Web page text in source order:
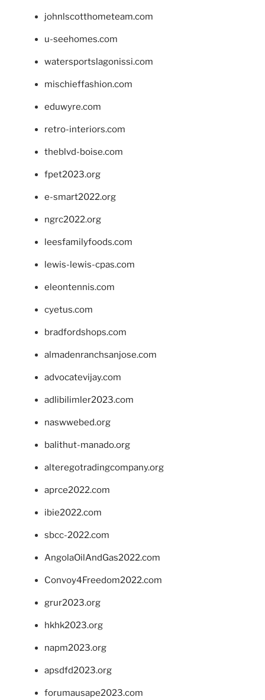
johnlscotthometeam.com
u-seehomes.com
watersportslagonissi.com
mischieffashion.com
eduwyre.com
retro-interiors.com
theblvd-boise.com
fpet2023.org
e-smart2022.org
ngrc2022.org
leesfamilyfoods.com
lewis-lewis-cpas.com
eleontennis.com
cyetus.com
bradfordshops.com
almadenranchsanjose.com
advocatevijay.com
adlibilimler2023.com
naswwebed.org
balithut-manado.org
alteregotradingcompany.org
aprce2022.com
ibie2022.com
sbcc-2022.com
AngolaOilAndGas2022.com
Convoy4Freedom2022.com
grur2023.org
hkhk2023.org
napm2023.org
apsdfd2023.org
forumausape2023.com